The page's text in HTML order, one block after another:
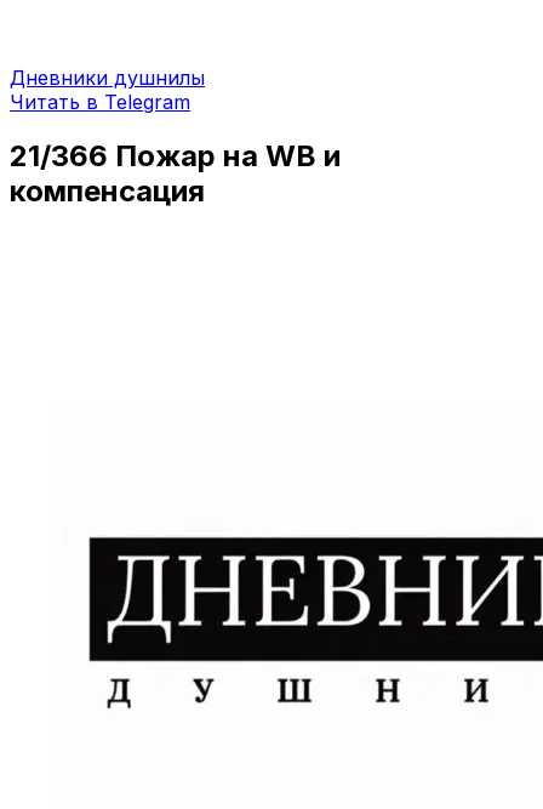
Дневники душнилы
Читать в Telegram
21/366 Пожар на WB и
компенсация